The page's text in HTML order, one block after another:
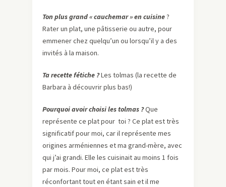
Ton plus grand « cauchemar » en cuisine?
Rater un plat, une pâtisserie ou autre, pour
emmener chez quelqu’un ou lorsqu’il y a des
invités à la maison.
Ta recette fétiche ?Les tolmas (la recette de
Barbara à découvrir plus bas!)
Pourquoi avoir choisi les tolmas ?Que
représente ce plat pour toi ? Ce plat est très
significatif pour moi, car il représente mes
origines arméniennes et ma grand-mère, avec
qui j’ai grandi. Elle les cuisinait au moins 1 fois
par mois. Pour moi, ce plat est très
réconfortant tout en étant sain et il me